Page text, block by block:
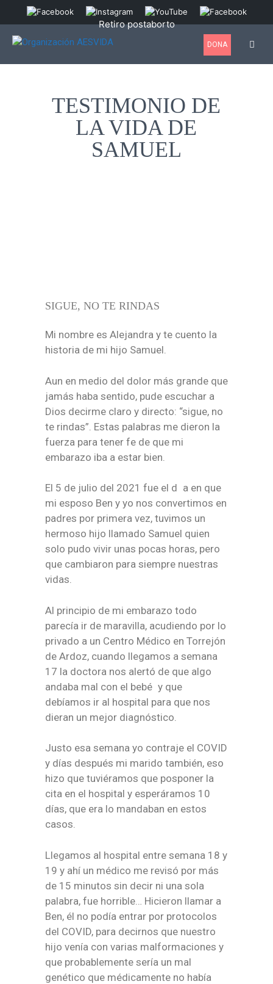
Retiro postaborto
DONA
TESTIMONIO DE
LA VIDA DE
SAMUEL
SIGUE, NO TE RINDAS
Mi nombre es Alejandra y te cuento la
historia de mi hijo Samuel.
Aun en medio del dolor más grande que
jamás haba sentido, pude escuchar a
Dios decirme claro y directo: “sigue, no
te rindas”. Estas palabras me dieron la
fuerza para tener fe de que mi
embarazo iba a estar bien.
El 5 de julio del 2021 fue el d a en que
mi esposo Ben y yo nos convertimos en
padres por primera vez, tuvimos un
hermoso hijo llamado Samuel quien
solo pudo vivir unas pocas horas, pero
que cambiaron para siempre nuestras
vidas.
Al principio de mi embarazo todo
parecía ir de maravilla, acudiendo por lo
privado a un Centro Médico en Torrejón
de Ardoz, cuando llegamos a semana
17 la doctora nos alertó de que algo
andaba mal con el bebé y que
debíamos ir al hospital para que nos
dieran un mejor diagnóstico.
Justo esa semana yo contraje el COVID
y días después mi marido también, eso
hizo que tuviéramos que posponer la
cita en el hospital y esperáramos 10
días, que era lo mandaban en estos
casos.
Llegamos al hospital entre semana 18 y
19 y ahí un médico me revisó por más
de 15 minutos sin decir ni una sola
palabra, fue horrible… Hicieron llamar a
Ben, él no podía entrar por protocolos
del COVID, para decirnos que nuestro
hijo venía con varias malformaciones y
que probablemente sería un mal
genético que médicamente no había